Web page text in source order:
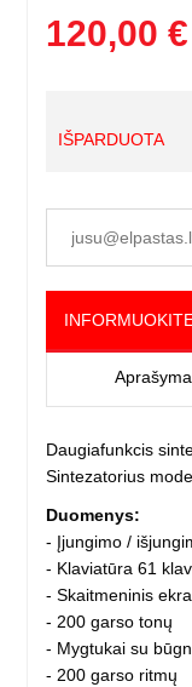
120,00 €
IŠPARDUOTA
Daugiafunkcis
Sintezatorius
Duomenys:
- Įjungimo /
- Klaviatūra 61
- Skaitmeninis
- 200 garso tonų
- Mygtukai su
- 200 garso ritmų